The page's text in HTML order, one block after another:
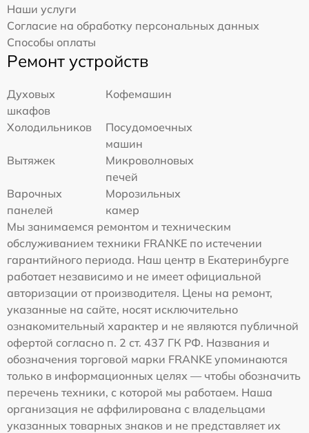
Наши услуги
Согласие на обработку персональных данных
Способы оплаты
Ремонт устройств
Духовых
шкафов
Кофемашин
Холодильников
Посудомоечных
машин
Вытяжек
Микроволновых
печей
Варочных
панелей
Морозильных
камер
Мы занимаемся ремонтом и техническим
обслуживанием техники FRANKE по истечении
гарантийного периода. Наш центр в Екатеринбурге
работает независимо и не имеет официальной
авторизации от производителя. Цены на ремонт,
указанные на сайте, носят исключительно
ознакомительный характер и не являются публичной
офертой согласно п. 2 ст. 437 ГК РФ. Названия и
обозначения торговой марки FRANKE упоминаются
только в информационных целях — чтобы обозначить
перечень техники, с которой мы работаем. Наша
организация не аффилирована с владельцами
указанных товарных знаков и не представляет их